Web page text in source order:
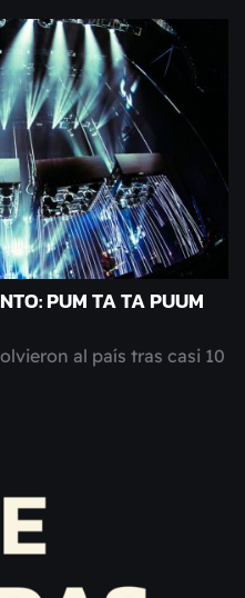
PUM TA TA PUUM
al país tras casi 10